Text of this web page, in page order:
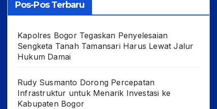
Pos-Pos Terbaru
Kapolres Bogor Tegaskan Penyelesaian
Sengketa Tanah Tamansari Harus Lewat Jalur
Hukum Damai
Rudy Susmanto Dorong Percepatan
Infrastruktur untuk Menarik Investasi ke
Kabupaten Bogor